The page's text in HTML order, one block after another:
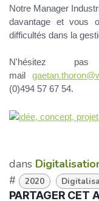
Notre Manager
davantage et vous
difficultés dans la
N'hésitez
mail
(0)494 57 67 54.
dans
#
2020
PARTAGER CET